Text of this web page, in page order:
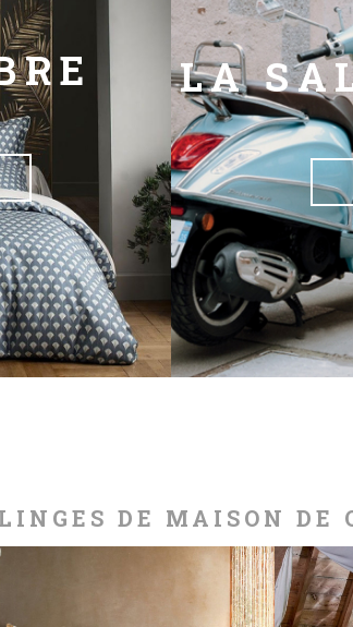
LA
LINGES DE MAISON DE